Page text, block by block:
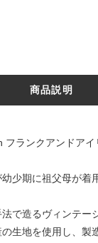
商品説明
フランクアンドアイ
少期に祖父母が着
で造るヴィンテー
生地を使用し、製